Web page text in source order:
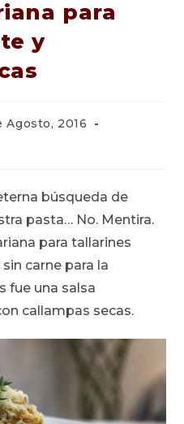
para
y
Agosto, 2016
búsqueda de
pasta… No. Mentira.
para tallarines
carne para la
fue una salsa
callampas secas.